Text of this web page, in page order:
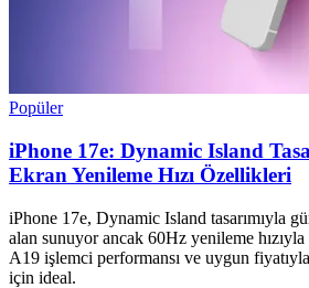
Popüler
iPhone 17e: Dynamic Island
Ekran Yenileme Hızı Özellikleri
iPhone 17e, Dynamic Island tasarımıyla
alan sunuyor ancak 60Hz yenileme
A19 işlemci performansı ve uygun
için ideal.